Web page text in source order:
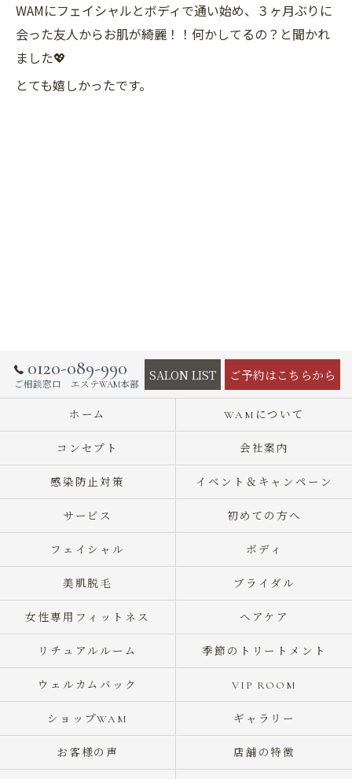
WAMにフェイシャルとボディで通い始め、３ヶ月ぶりに
会った友人からお肌が綺麗！！何かしてるの？と聞かれ
ました💖
とても嬉しかったです。
0120-089-990
ご相談窓口 エステWAM本部
SALON LIST ご予約はこちらから
ホーム WAMについて
コンセプト 会社案内
感染防止対策 イベント＆キャンペーン
サービス 初めての方へ
フェイシャル ボディ
美肌脱毛 ブライダル
女性専用フィットネス ヘアケア
リチュアルルーム 季節のトリートメント
ウェルカムバック VIP ROOM
ショップWAM ギャラリー
お客様の声 店舗の特徴